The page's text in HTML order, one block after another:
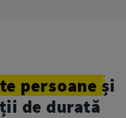
persoane și
de durată